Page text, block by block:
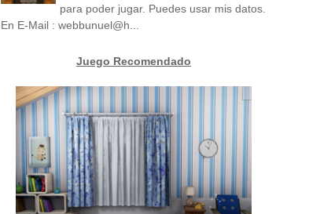
para poder jugar. Puedes usar mis datos.
En E-Mail : webbunuel@h...
Juego Recomendado